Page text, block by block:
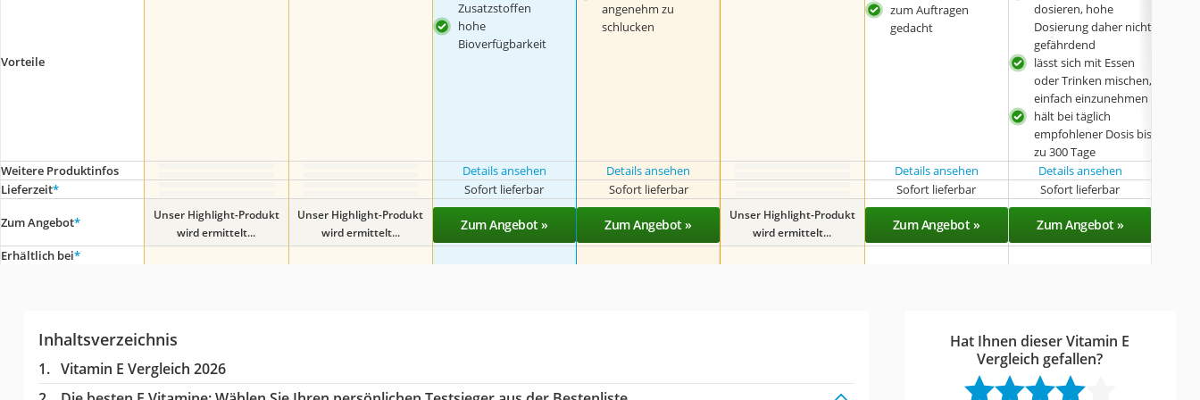
Vorteile
Zusatzstoffen
hohe
Bioverfügbarkeit
angenehm zu
schlucken
zum Auftragen
gedacht
dosieren, hohe
Dosierung daher nicht
gefährdend
lässt sich mit Essen
oder Trinken mischen,
einfach einzunehmen
hält bei täglich
empfohlener Dosis bis
zu 300 Tage
Weitere Produktinfos Details ansehen Details ansehen Details ansehen Details ansehen
Lieferzeit* Sofort lieferbar Sofort lieferbar Sofort lieferbar Sofort lieferbar
Zum Angebot*
Unser Highlight-Produkt
wird ermittelt...
Unser Highlight-Produkt
wird ermittelt...
Zum Angebot » Zum Angebot »
Unser Highlight-Produkt
wird ermittelt...
Zum Angebot » Zum Angebot »
Erhältlich bei*
Inhaltsverzeichnis
Vitamin E Vergleich 2026
Hat Ihnen dieser Vitamin E
Vergleich gefallen?